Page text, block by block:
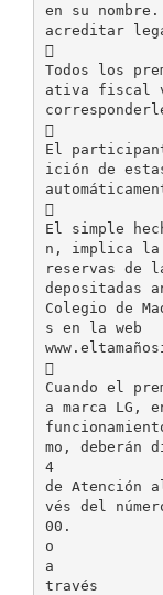
en su
acreditar

Todos los
ativa fiscal

El
ición de

El simple
n, implica la
reservas de
depositadas
Colegio de
s en la web

Cuando el
a marca LG,
mo, deberán
4
de Atención
vés del
00.
o
a
través